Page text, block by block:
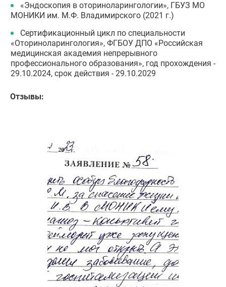
«Эндоскопия в оториноларингологии», ГБУЗ МО
МОНИКИ им. М.Ф. Владимирского (2021 г.)
Сертификационный цикл по специальности
«Оториноларингология», ФГБОУ ДПО «Российская
медицинская академия непрерывного
профессионального образования», год прохождения -
29.10.2024, срок действия - 29.10.2029
Отзывы: